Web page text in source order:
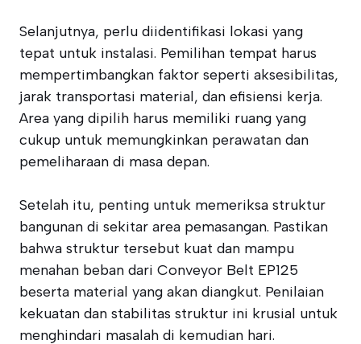
Selanjutnya, perlu diidentifikasi lokasi yang
tepat untuk instalasi. Pemilihan tempat harus
mempertimbangkan faktor seperti aksesibilitas,
jarak transportasi material, dan efisiensi kerja.
Area yang dipilih harus memiliki ruang yang
cukup untuk memungkinkan perawatan dan
pemeliharaan di masa depan.
Setelah itu, penting untuk memeriksa struktur
bangunan di sekitar area pemasangan. Pastikan
bahwa struktur tersebut kuat dan mampu
menahan beban dari Conveyor Belt EP125
beserta material yang akan diangkut. Penilaian
kekuatan dan stabilitas struktur ini krusial untuk
menghindari masalah di kemudian hari.